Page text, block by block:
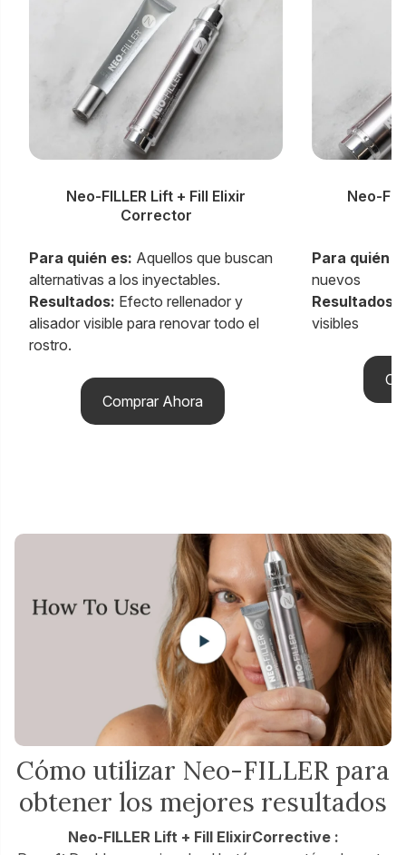
Neo-FILLER Lift + Fill Elixir
Corrector
Para quién es: Aquellos que buscan
alternativas a los inyectables.
Resultados: Efecto rellenador y
alisador visible para renovar todo el
rostro.
Comprar Ahora
Neo-
Para quién
nuevos
Resultados:
visibles
Cómo utilizar Neo-FILLER para
obtener los mejores resultados
Neo-FILLER Lift + Fill ElixirCorrective :